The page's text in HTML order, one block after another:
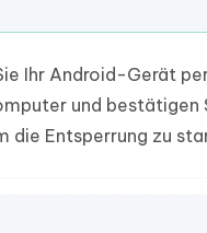
Ihr Android-Gerät
und bestätigen
die Entsperrung zu